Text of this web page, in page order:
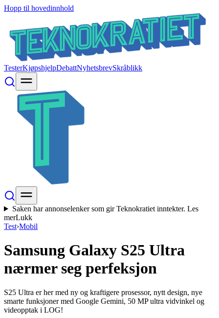
Hopp til hovedinnhold
TesterKjøpshjelpDebattNyhetsbrevSkråblikk
Saken har annonselenker som gir Teknokratiet inntekter. Les
merLukk
Test›Mobil
Samsung Galaxy S25 Ultra
nærmer seg perfeksjon
S25 Ultra er her med ny og kraftigere prosessor, nytt design, nye
smarte funksjoner med Google Gemini, 50 MP ultra vidvinkel og
videopptak i LOG!